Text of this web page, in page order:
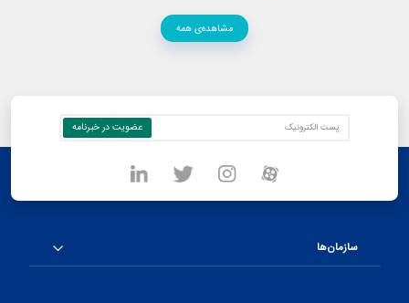
مشاهده‌ی همه
سازمان‌ها